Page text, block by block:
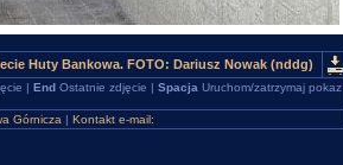
Huty Bankowa. FOTO: Dariusz Nowak (nddg)
| EndOstatnie zdjęcie | Spacja Uruchom/zatrzymaj pokaz
Górnicza | Kontakt e-mail: